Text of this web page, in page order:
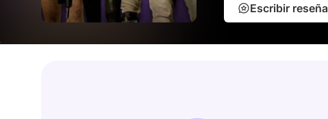
Escribir reseña